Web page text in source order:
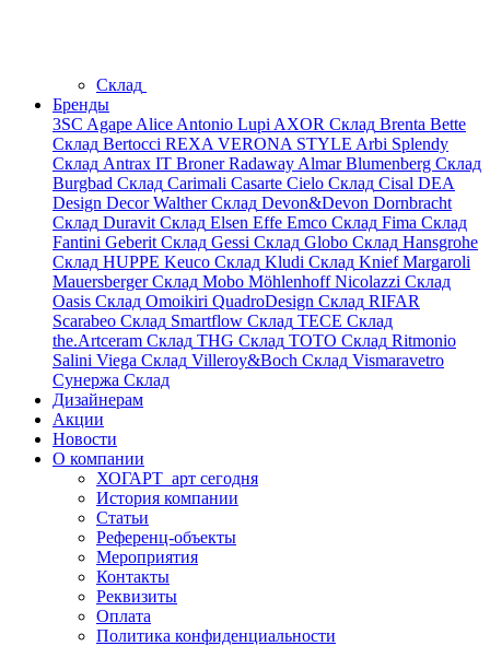
Склад
Бренды
3SC Agape Alice Antonio Lupi AXOR Склад Brenta Bette
Склад Bertocci REXA VERONA STYLE Arbi Splendy
Склад Antrax IT BronerRadaway AlmarBlumenberg Склад
Burgbad Склад Carimali Casarte Cielo Склад Cisal DEA
Design Decor WaltherСклад Devon&Devon Dornbracht
Склад Duravit Склад Elsen Effe Emco Склад Fima Склад
Fantini Geberit Склад Gessi Склад Globo Склад Hansgrohe
Склад HUPPE Keuco Склад Kludi Склад KniefMargaroli
MauersbergerСклад Mobo MöhlenhoffNicolazzi Склад
Oasis Склад Omoikiri QuadroDesign Склад RIFAR
Scarabeo Склад Smartflow Склад TECE Склад
the.Artceram Склад THG Склад TOTO Склад Ritmonio
Salini Viega Склад Villeroy&Boch Склад Vismaravetro
Сунержа Склад
Дизайнерам
Акции
Новости
О компании
ХОГАРТ_арт сегодня
История компании
Статьи
Референц-объекты
Мероприятия
Контакты
Реквизиты
Оплата
Политика конфиденциальности